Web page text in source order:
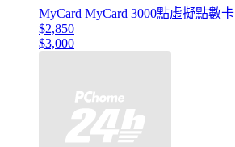
MyCard MyCard 3000點虛擬點數卡
$2,850
$3,000